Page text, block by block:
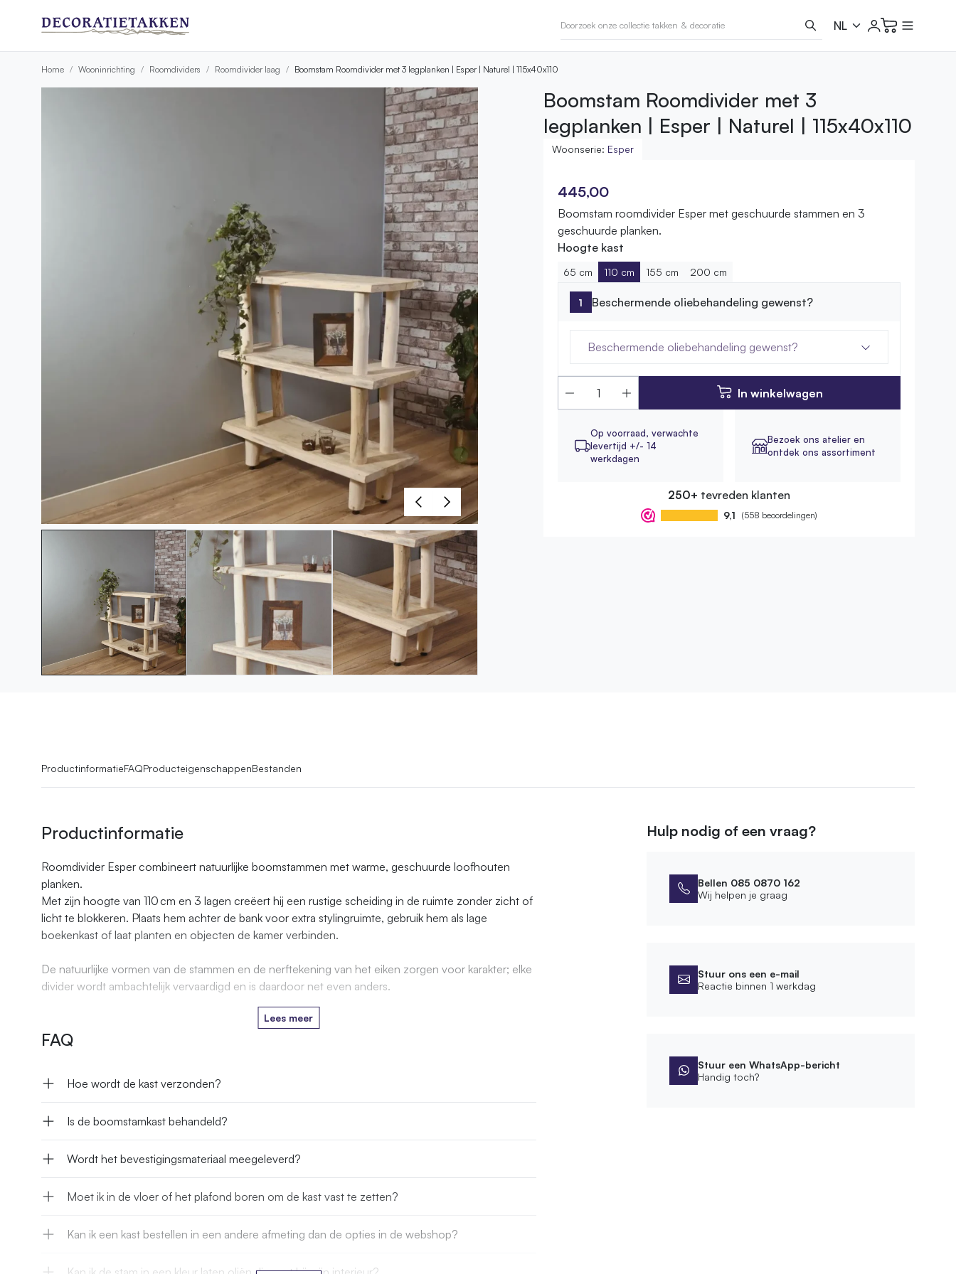
Home Wooninrichting Roomdividers Roomdivider laag Boomstam Roomdivider met 3 legplanken | Esper | Naturel | 115x40x110
Boomstam Roomdivider met 3
legplanken | Esper | Naturel | 115x40x110
Woonserie: Esper
445,00
Boomstam roomdivider Esper met geschuurde stammen en 3
geschuurde planken.
Hoogte kast
65 cm 110 cm 155 cm 200 cm
Beschermende oliebehandeling gewenst?
Beschermende oliebehandeling gewenst?
In winkelwagen
Op voorraad, verwachte
levertijd +/- 14
werkdagen
Bezoek ons atelier en
ontdek ons assortiment
250+ tevreden klanten
9,1 (558 beoordelingen)
ProductinformatieFAQProducteigenschappenBestanden
Productinformatie
Roomdivider Esper combineert natuurlijke boomstammen met warme, geschuurde loofhouten
planken.
Met zijn hoogte van 110 cm en 3 lagen creëert hij een rustige scheiding in de ruimte zonder zicht of
licht te blokkeren. Plaats hem achter de bank voor extra stylingruimte, gebruik hem als lage
boekenkast of laat planten en objecten de kamer verbinden.
De natuurlijke vormen van de stammen en de nerftekening van het eiken zorgen voor karakter; elke
divider wordt ambachtelijk vervaardigd en is daardoor net even anders.
Lees meer
FAQ
Hoe wordt de kast verzonden?
Is de boomstamkast behandeld?
Wordt het bevestigingsmateriaal meegeleverd?
Moet ik in de vloer of het plafond boren om de kast vast te zetten?
Kan ik een kast bestellen in een andere afmeting dan de opties in de webshop?
Hulp nodig of een vraag?
Bellen 085 0870 162
Wij helpen je graag
Stuur ons een e-mail
Reactie binnen 1 werkdag
Stuur een WhatsApp-bericht
Handig toch?